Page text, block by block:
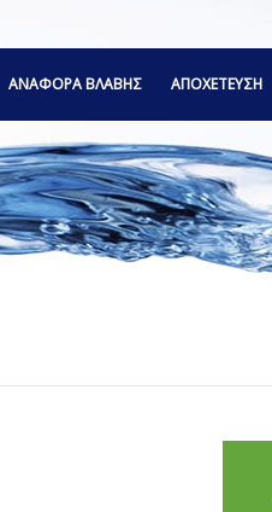
ΑΝΑΦΟΡΆ ΒΛΆΒΗΣ ΑΠΟΧΕΤΕΥΣΗ